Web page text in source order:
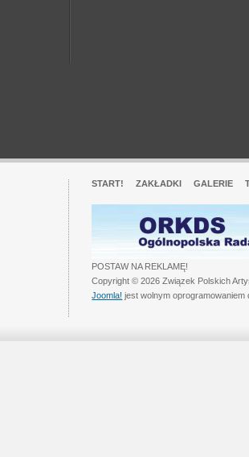
START! ZAKŁADKI GALERIE
POSTAW NA REKLAMĘ!
Copyright © 2026 Związek Polskich
Joomla! jest wolnym